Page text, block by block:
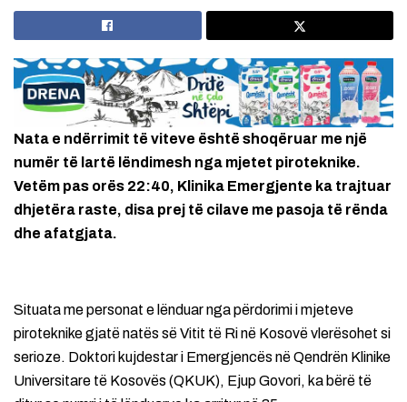
Nata e ndërrimit të viteve është shoqëruar me një
numër të lartë lëndimesh nga mjetet piroteknike.
Vetëm pas orës 22:40, Klinika Emergjente ka trajtuar
dhjetëra raste, disa prej të cilave me pasoja të rënda
dhe afatgjata.
Situata me personat e lënduar nga përdorimi i mjeteve
piroteknike gjatë natës së Vitit të Ri në Kosovë vlerësohet si
serioze. Doktori kujdestar i Emergjencës në Qendrën Klinike
Universitare të Kosovës (QKUK), Ejup Govori, ka bërë të